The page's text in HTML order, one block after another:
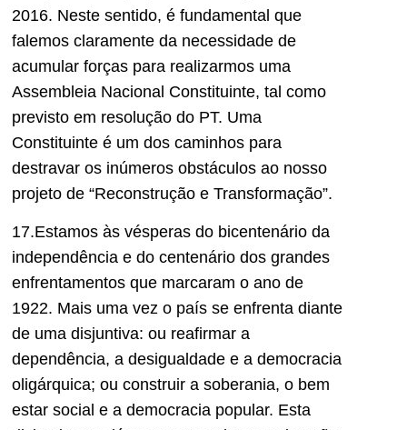
2016. Neste sentido, é fundamental que
falemos claramente da necessidade de
acumular forças para realizarmos uma
Assembleia Nacional Constituinte, tal como
previsto em resolução do PT. Uma
Constituinte é um dos caminhos para
destravar os inúmeros obstáculos ao nosso
projeto de “Reconstrução e Transformação”.
17.Estamos às vésperas do bicentenário da
independência e do centenário dos grandes
enfrentamentos que marcaram o ano de
1922. Mais uma vez o país se enfrenta diante
de uma disjuntiva: ou reafirmar a
dependência, a desigualdade e a democracia
oligárquica; ou construir a soberania, o bem
estar social e a democracia popular. Esta